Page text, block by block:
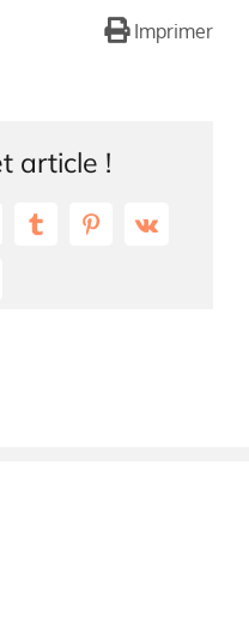
Imprimer
article !
TumblrPinterest
Vk